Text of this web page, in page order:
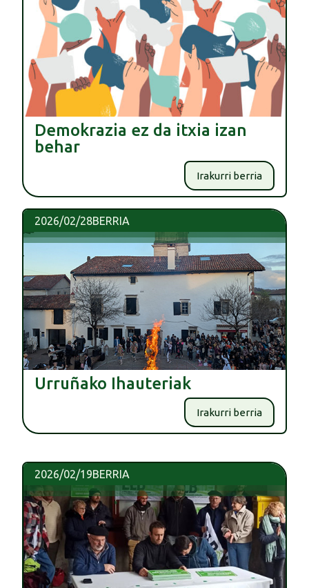
Demokrazia ez da itxia izan
behar
Irakurri berria
2026/02/28BERRIA
Urruñako Ihauteriak
Irakurri berria
2026/02/19BERRIA